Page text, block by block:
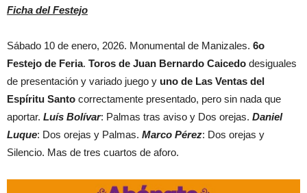
Ficha del Festejo
Sábado 10 de enero, 2026. Monumental de Manizales. 6o
Festejo de Feria. Toros de Juan Bernardo Caicedo desiguales
de presentación y variado juego y uno de Las Ventas del
Espíritu Santo correctamente presentado, pero sin nada que
aportar. Luís Bolívar: Palmas tras aviso y Dos orejas. Daniel
Luque: Dos orejas y Palmas. Marco Pérez: Dos orejas y
Silencio. Mas de tres cuartos de aforo.